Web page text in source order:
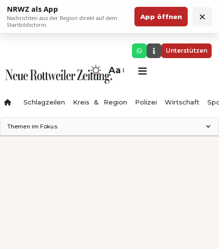
NRWZ als App
Nachrichten aus der Region direkt auf dem
Startbildschirm.
App öffnen ×
Unterstützen
Aa
Schlagzeilen Kreis & Region Polizei Wirtschaft
Themen im Fokus